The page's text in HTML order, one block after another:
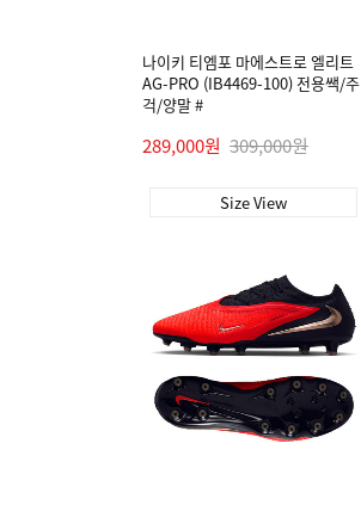
나이키 티엠포 마에스트로 엘리트
AG-PRO (IB4469-100) 전용쌕/주
걱/양말 #
289,000원 309,000원
Size View